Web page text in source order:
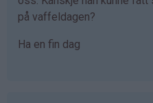
på vaffeldagen?
Ha en fin dag